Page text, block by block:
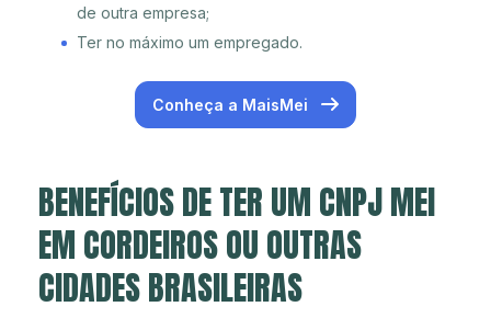
de outra empresa;
Ter no máximo um empregado.
Conheça a MaisMei
BENEFÍCIOS DE TER UM CNPJ MEI
EM CORDEIROS OU OUTRAS
CIDADES BRASILEIRAS